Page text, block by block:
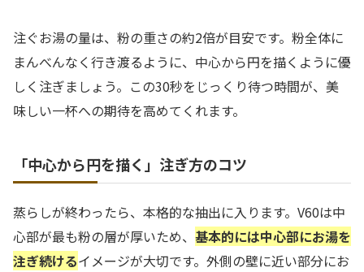
注ぐお湯の量は、粉の重さの約2倍が目安です。粉全体に
まんべんなく行き渡るように、中心から円を描くように優
しく注ぎましょう。この30秒をじっくり待つ時間が、美
味しい一杯への期待を高めてくれます。
「中心から円を描く」注ぎ方のコツ
蒸らしが終わったら、本格的な抽出に入ります。V60は中
心部が最も粉の層が厚いため、 基本的には中心部にお湯を
注ぎ続けるイメージが大切です。外側の壁に近い部分にお